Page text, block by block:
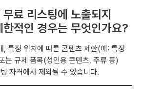
료 리스팅에 노출되지
적인 경우는 무엇인가요?
특정 위치에 따른 콘텐츠 제한(예: 특정
는 규제 품목(성인용 콘텐츠, 주류 등)
자격에서 제외될 수 있습니다.